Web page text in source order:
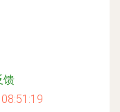
馈